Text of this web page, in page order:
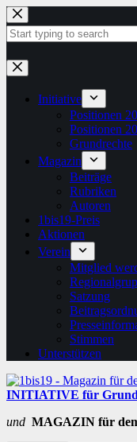
Zum
Inhalt
springen
Keine
Ergebnisse
Initiative
Positionen
Positionen
Grundrechte
Magazin
Beiträge
Rubriken
Autoren
1bis19-Preis
Aktionen
Verein
Mitglied
Satzung
Stimmen
Unterstützen
INITIATIVE für
und MAGAZIN für